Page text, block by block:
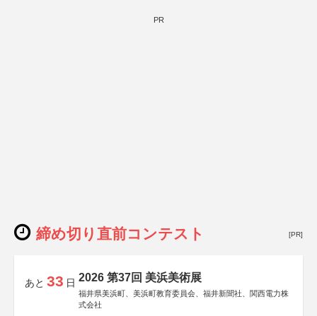
PR
締め切り直前コンテスト [PR]
あと 33 日 2026 第37回 美浜美術展
福井県美浜町、美浜町教育委員会、福井新聞社、関西電力株
式会社